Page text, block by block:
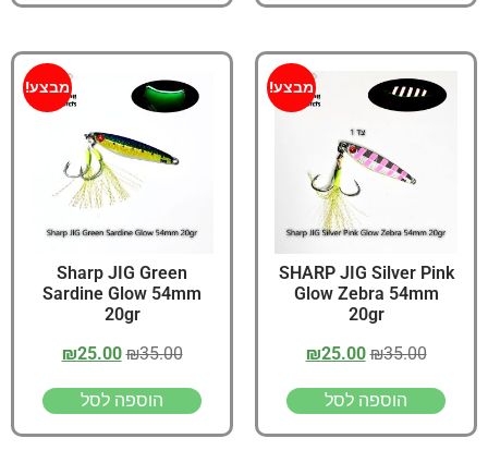
מבצע!
SHARP JIG Silver Pink
Glow Zebra 54mm
20gr
₪35.00
₪25.00
הוספה לסל
מבצע!
Sharp JIG Green
Sardine Glow 54mm
20gr
₪35.00
₪25.00
הוספה לסל